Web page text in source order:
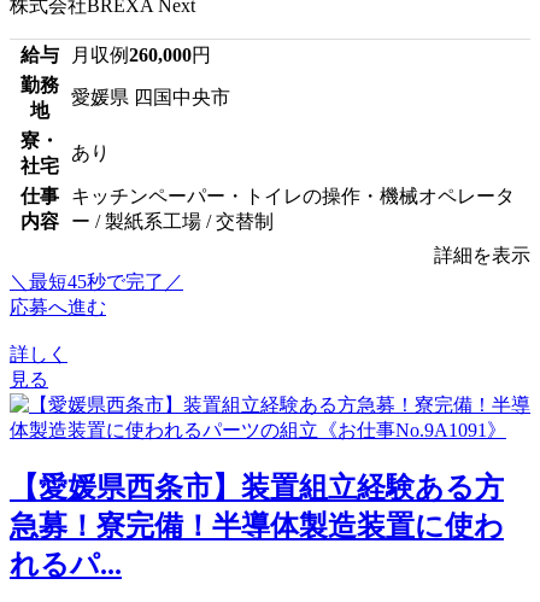
株式会社BREXA Next
給与 月収例260,000円
勤務
地
愛媛県 四国中央市
寮・
社宅
あり
仕事
内容
キッチンペーパー・トイレの操作・機械オペレータ
ー / 製紙系工場 / 交替制
詳細を表示
＼最短45秒で完了／
応募へ進む
詳しく
見る
【愛媛県西条市】装置組立経験ある方
急募！寮完備！半導体製造装置に使わ
れるパ...